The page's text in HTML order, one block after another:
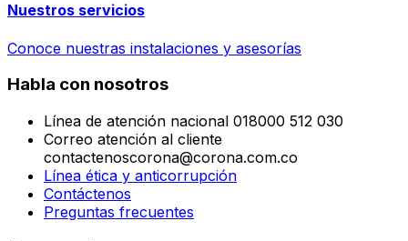
Nuestros servicios
Conoce nuestras instalaciones y asesorías
Habla con nosotros
Línea de atención nacional 018000 512 030
Correo atención al cliente
contactenoscorona@corona.com.co
Línea ética y anticorrupción
Contáctenos
Preguntas frecuentes